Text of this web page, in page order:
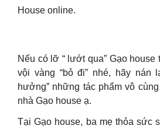
House online.
Nếu có lỡ “ lướt qua” Gạo
vội vàng “bỏ đi” nhé, hãy nán
hưởng” những tác phẩm vô
nhà Gạo house ạ.
Tại Gạo house, ba mẹ thỏa sức